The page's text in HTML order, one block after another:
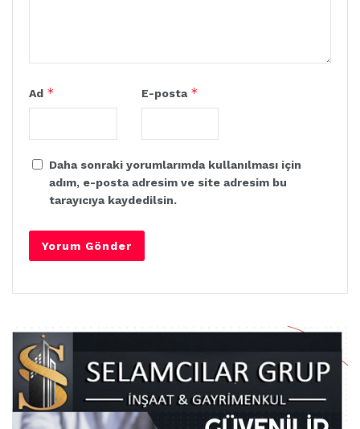
Ad * E-posta *
Daha sonraki yorumlarımda kullanılması için
adım, e-posta adresim ve site adresim bu
tarayıcıya kaydedilsin.